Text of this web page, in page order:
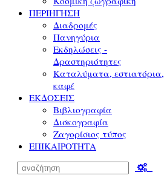
ΠΕΡΙΗΓΗΣΗ
Διαδρομές
Πανηγύρια
Εκδηλώσεις -
Δραστηριότητες
Καταλύματα, εστιατόρια,
καφέ
ΕΚΔΟΣΕΙΣ
Βιβλιογραφία
Δισκογραφία
Ζαγορίσιος τύπος
ΕΠΙΚΑΙΡΟΤΗΤΑ